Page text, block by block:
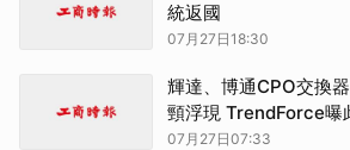
統返國
07月27日18:30
輝達、博通CPO交換
頸浮現 TrendForce曝
07月27日07:33